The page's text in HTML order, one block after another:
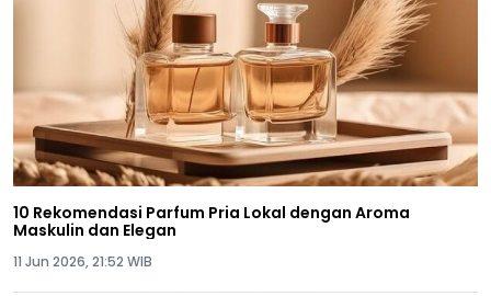
10 Rekomendasi Parfum Pria Lokal dengan Aroma
Maskulin dan Elegan
11 Jun 2026, 21:52 WIB